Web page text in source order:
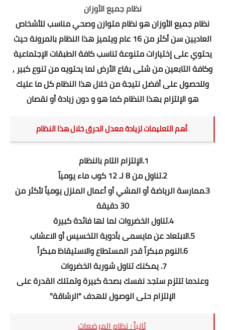
نظام جميع الأوزان
نظام جميع الأوزان هو نظام متوازن وصحي مناسب للأشخاص
العاديين سن أكثر من 16 عام ويتميز هذا النظام بالمرونة حيث
يحتوي على إختيارات متنوعة تناسب كافة الطبقات الإجتماعية
وكافة التابعين من شتى بقاع الأرض لما يحتويه من تنوع كبير ,
وللحصول على أفضل نتيجة من خلال هذا النظام كل ما عليك
هو الإلتزام بهذا النظام كما هو و دون زيادة أو نقصان
أهم التعليمات لزيادة معدل الحرق خلال هذا النظام
1.الإلتزام التام بالنظام
2.تناول من 8 لـ 12 كوب ماء يومياً
3.ممارسة الرياضة أو المشي أو أعمال المنزل يومياً لأكثر من
30 دقيقة
4.تناول الخضروات لما لها فائدة كبيرة
5.الابتعاد عن مايسمى بأدوية التخسيس أو الاعشاب
6.النوم مبكراً قدر المستطاع والاستيقاظ مبكراً
7. يمكنك تناول شوربة الخضروات
وعندما تلتزم ستجد نفسك بصحة كبيرة وتمتلك القدرة على
الإلتزام حتى الوصول للهدف "الرشاقة"
ثانياً : نظام المرضعات